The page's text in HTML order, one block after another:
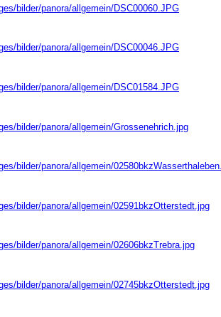
bilder/panora/allgemein/DSC00060.JPG
bilder/panora/allgemein/DSC00046.JPG
bilder/panora/allgemein/DSC01584.JPG
bilder/panora/allgemein/Grossenehrich.jpg
bilder/panora/allgemein/
bilder/panora/allgemein/02591bkzOtterstedt.jpg
bilder/panora/allgemein/02606bkzTrebra.jpg
bilder/panora/allgemein/02745bkzOtterstedt.jpg